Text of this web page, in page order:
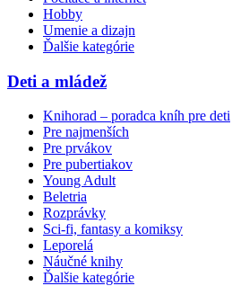
Hobby
Umenie a dizajn
Ďalšie kategórie
Deti a mládež
Knihorad – poradca kníh pre deti
Pre najmenších
Pre prvákov
Pre pubertiakov
Young Adult
Beletria
Rozprávky
Sci-fi, fantasy a komiksy
Leporelá
Náučné knihy
Ďalšie kategórie